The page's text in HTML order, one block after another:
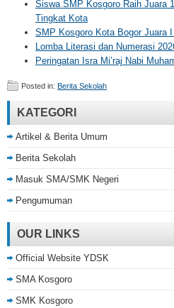
Siswa SMP Kosgoro Raih Juara
Tingkat Kota
SMP Kosgoro Kota Bogor Juara
Lomba Literasi dan Numerasi
Peringatan Isra Mi’raj Nabi
Posted in: Berita Sekolah
KATEGORI
Artikel & Berita Umum
Berita Sekolah
Masuk SMA/SMK Negeri
Pengumuman
OUR LINKS
Official Website YDSK
SMA Kosgoro
SMK Kosgoro